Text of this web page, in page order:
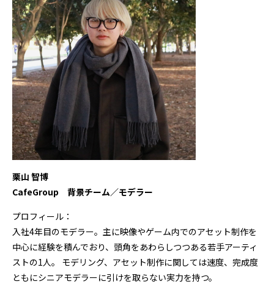
栗山 智博
CafeGroup 背景チーム／モデラー
プロフィール：
入社4年目のモデラー。主に映像やゲーム内でのアセット制作を
中心に経験を積んでおり、頭角をあわらしつつある若手アーティ
ストの1人。 モデリング、アセット制作に関しては速度、完成度
ともにシニアモデラーに引けを取らない実力を持つ。